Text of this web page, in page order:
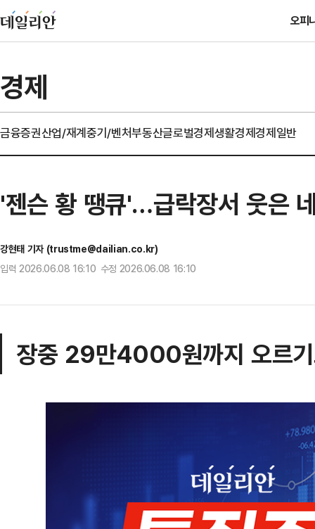
오피
경제
금융증권산업/재계중기/벤처부동산글로벌경제생활경제경제일반
'젠슨 황 땡큐'…급락장서 웃은
강현태 기자 (trustme@dailian.co.kr)
입력 2026.06.08 16:10 수정 2026.06.08 16:10
장중 29만4000원까지 오르